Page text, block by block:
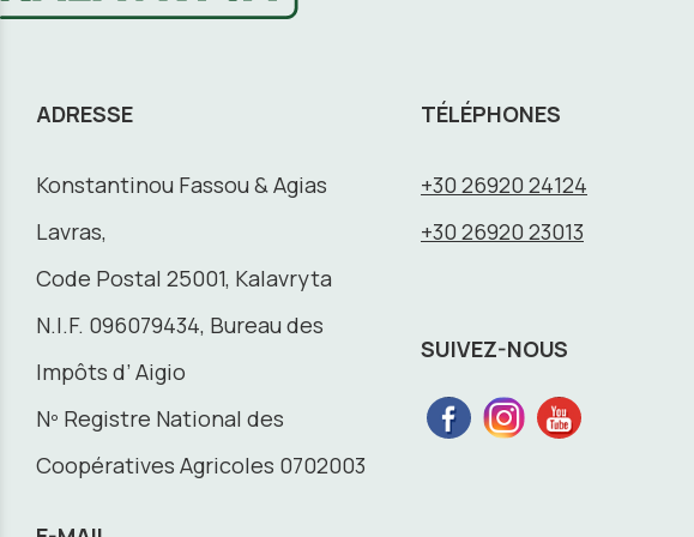
ADRESSE
Konstantinou Fassou & Agias
Lavras,
Code Postal 25001, Kalavryta
N.I.F. 096079434, Bureau des
Impôts d’ Aigio
Nº Registre National des
Coopératives Agricoles 0702003
TÉLÉPHONES
+30 26920 24124
+30 26920 23013
SUIVEZ-NOUS